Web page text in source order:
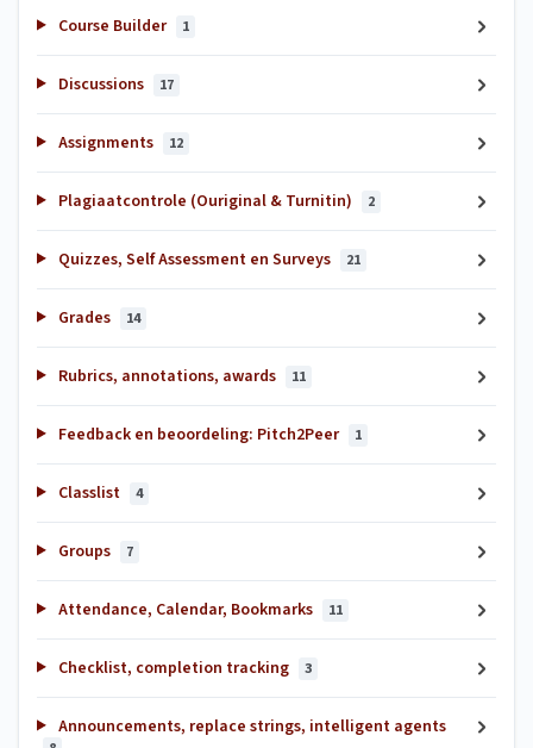
Course Builder 1
Discussions 17
Assignments 12
Plagiaatcontrole (Ouriginal & Turnitin) 2
Quizzes, Self Assessment en Surveys 21
Grades 14
Rubrics, annotations, awards 11
Feedback en beoordeling: Pitch2Peer 1
Classlist 4
Groups 7
Attendance, Calendar, Bookmarks 11
Checklist, completion tracking 3
Announcements, replace strings, intelligent agents